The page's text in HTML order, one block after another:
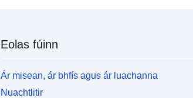
Eolas fúinn
Ár misean, ár bhfís agus ár luachanna
Nuachtlitir